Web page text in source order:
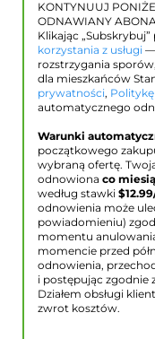
KONTYNUUJ
ODNAWIANY
Klikając
korzystania z usługi —
rozstrzygania
dla mieszkańców
prywatności,
automatycznego
Warunki
początkowego
wybraną ofertę.
odnowiona co
według stawki $12.99
odnowienia może
powiadomieniu)
momentu
momencie przed
odnowienia,
i postępując zgodnie
Działem obsługi
zwrot kosztów.